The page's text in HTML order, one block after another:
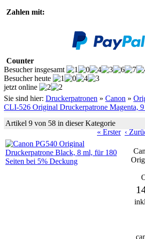
Zahlen mit:
Counter
Besucher insgesamt
Besucher heute
jetzt online
Sie sind hier: Druckerpatronen » Canon »
CLI-526 Original Druckerpatrone Magenta,
Artikel 9 von 58 in dieser Kategorie
« Erster ‹